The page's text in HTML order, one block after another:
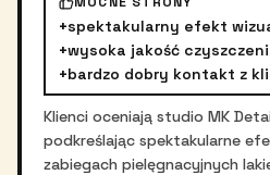
+spektakularny efekt
+wysoka jakość
+bardzo dobry kontakt z
Klienci oceniają studio MK
podkreślając spektakularne
zabiegach pielęgnacyjnych